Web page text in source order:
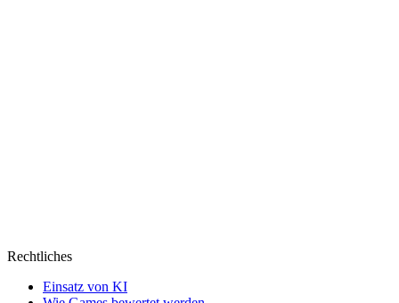
Rechtliches
Einsatz von KI